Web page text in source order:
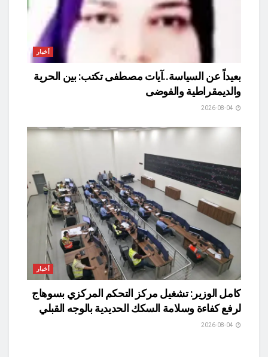
أخبار
بعيداً عن السياسة..آيات مصطفى تكتب: بين الحرية
والديمقراطية والفوضى
أخبار
كامل الوزير: تشغيل مركز التحكم المركزي بسوهاج
لرفع كفاءة وسلامة السكك الحديدية بالوجه القبلي